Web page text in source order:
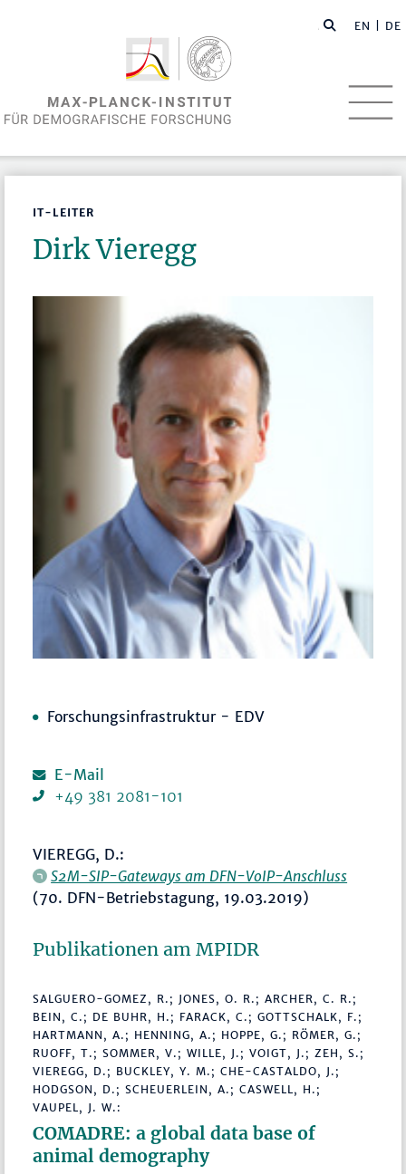
EN | DE
IT-LEITER
Dirk Vieregg
Forschungsinfrastruktur - EDV
E-Mail
+49 381 2081-101
VIEREGG, D.:
S2M-SIP-Gateways am DFN-VoIP-Anschluss
(70. DFN-Betriebstagung, 19.03.2019)
Publikationen am MPIDR
SALGUERO-GOMEZ, R.; JONES, O. R.; ARCHER, C. R.;
BEIN, C.; DE BUHR, H.; FARACK, C.; GOTTSCHALK, F.;
HARTMANN, A.; HENNING, A.; HOPPE, G.; RÖMER, G.;
RUOFF, T.; SOMMER, V.; WILLE, J.; VOIGT, J.; ZEH, S.;
VIEREGG, D.; BUCKLEY, Y. M.; CHE-CASTALDO, J.;
HODGSON, D.; SCHEUERLEIN, A.; CASWELL, H.;
VAUPEL, J. W.:
COMADRE: a global data base of
animal demography